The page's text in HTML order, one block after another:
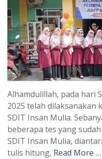
Alhamdulillah, pada hari
2025 telah dilaksanakan
SDIT Insan Mulia.
beberapa tes yang
SDIT Insan Mulia,
tulis hitung, Read More …